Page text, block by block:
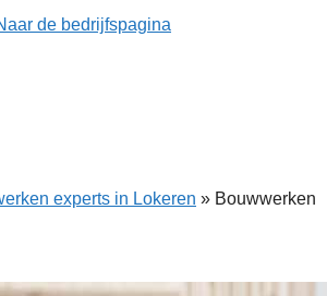
de bedrijfspagina
experts in Lokeren » Bouwwerken